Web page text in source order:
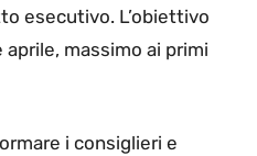
esecutivo. L’obiettivo
aprile, massimo ai primi
i consiglieri e